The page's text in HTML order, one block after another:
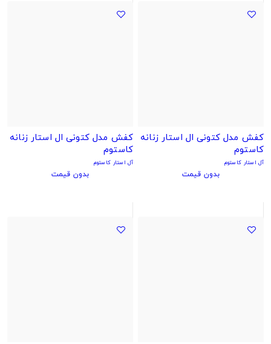
کفش مدل کتونی ال استار زنانه
کاستوم
آل استار کاستوم
بدون قیمت
کفش مدل کتونی ال استار زنانه
کاستوم
آل استار کاستوم
بدون قیمت